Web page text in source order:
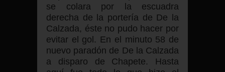
se colara por la escuadra
derecha de la portería de De la
Calzada, éste no pudo hacer por
evitar el gol. En el minuto 58 de
nuevo paradón de De la Calzada
a disparo de Chapete. Hasta